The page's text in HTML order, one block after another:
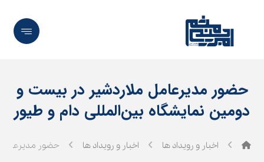
حضور مدیرعامل ملاردشیر در بیست و
دومین نمایشگاه بین‌المللی دام و طیور
اخبار و رویداد ها اخبار و رویداد ها حضور مدیرعامل